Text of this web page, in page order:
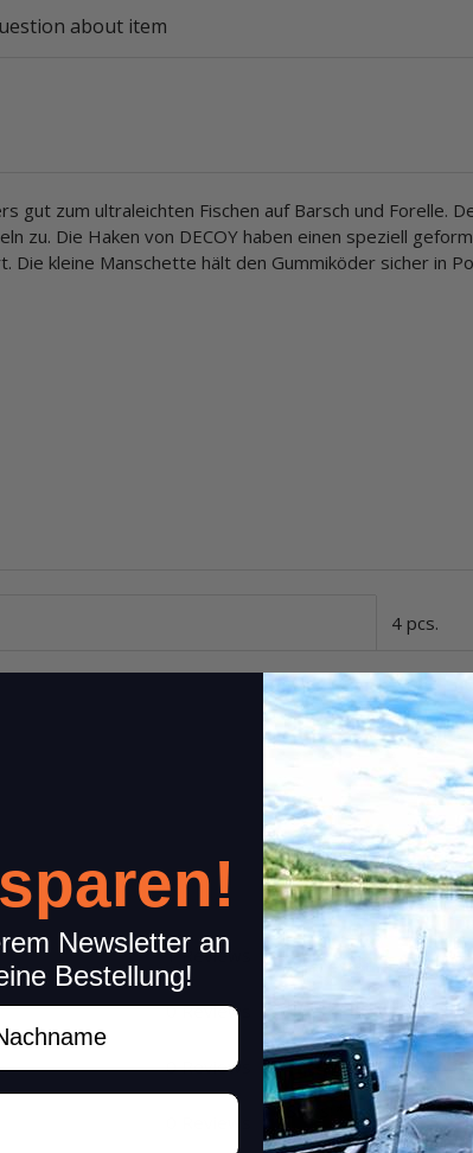
about item
gut zum ultraleichten Fischen auf Barsch und Forelle.
zu. Die Haken von DECOY haben einen speziell
kleine Manschette hält den Gummiköder sicher in
4 pcs.
1 Reviews
0 Reviews
0 Reviews
Share your
Please rate only your
other concerns
Item review
Stars:
Newsletter an
Bestellung!